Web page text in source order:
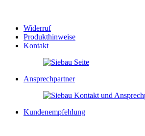
Widerruf
Produkthinweise
Kontakt
Ansprechpartner
Kundenempfehlung